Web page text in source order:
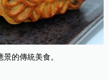
的傳統美食。